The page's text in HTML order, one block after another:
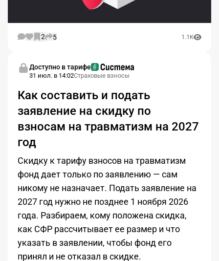
2 5 1.1K
Доступно в тарифе
31 июл. в 14:02Страховые взносы
Как составить и подать
заявление на скидку по
взносам на травматизм на 2027
год
Скидку к тарифу взносов на травматизм
фонд дает только по заявлению — сам
никому не назначает. Подать заявление на
2027 год нужно не позднее 1 ноября 2026
года. Разбираем, кому положена скидка,
как СФР рассчитывает ее размер и что
указать в заявлении, чтобы фонд его
принял и не отказал в скидке.